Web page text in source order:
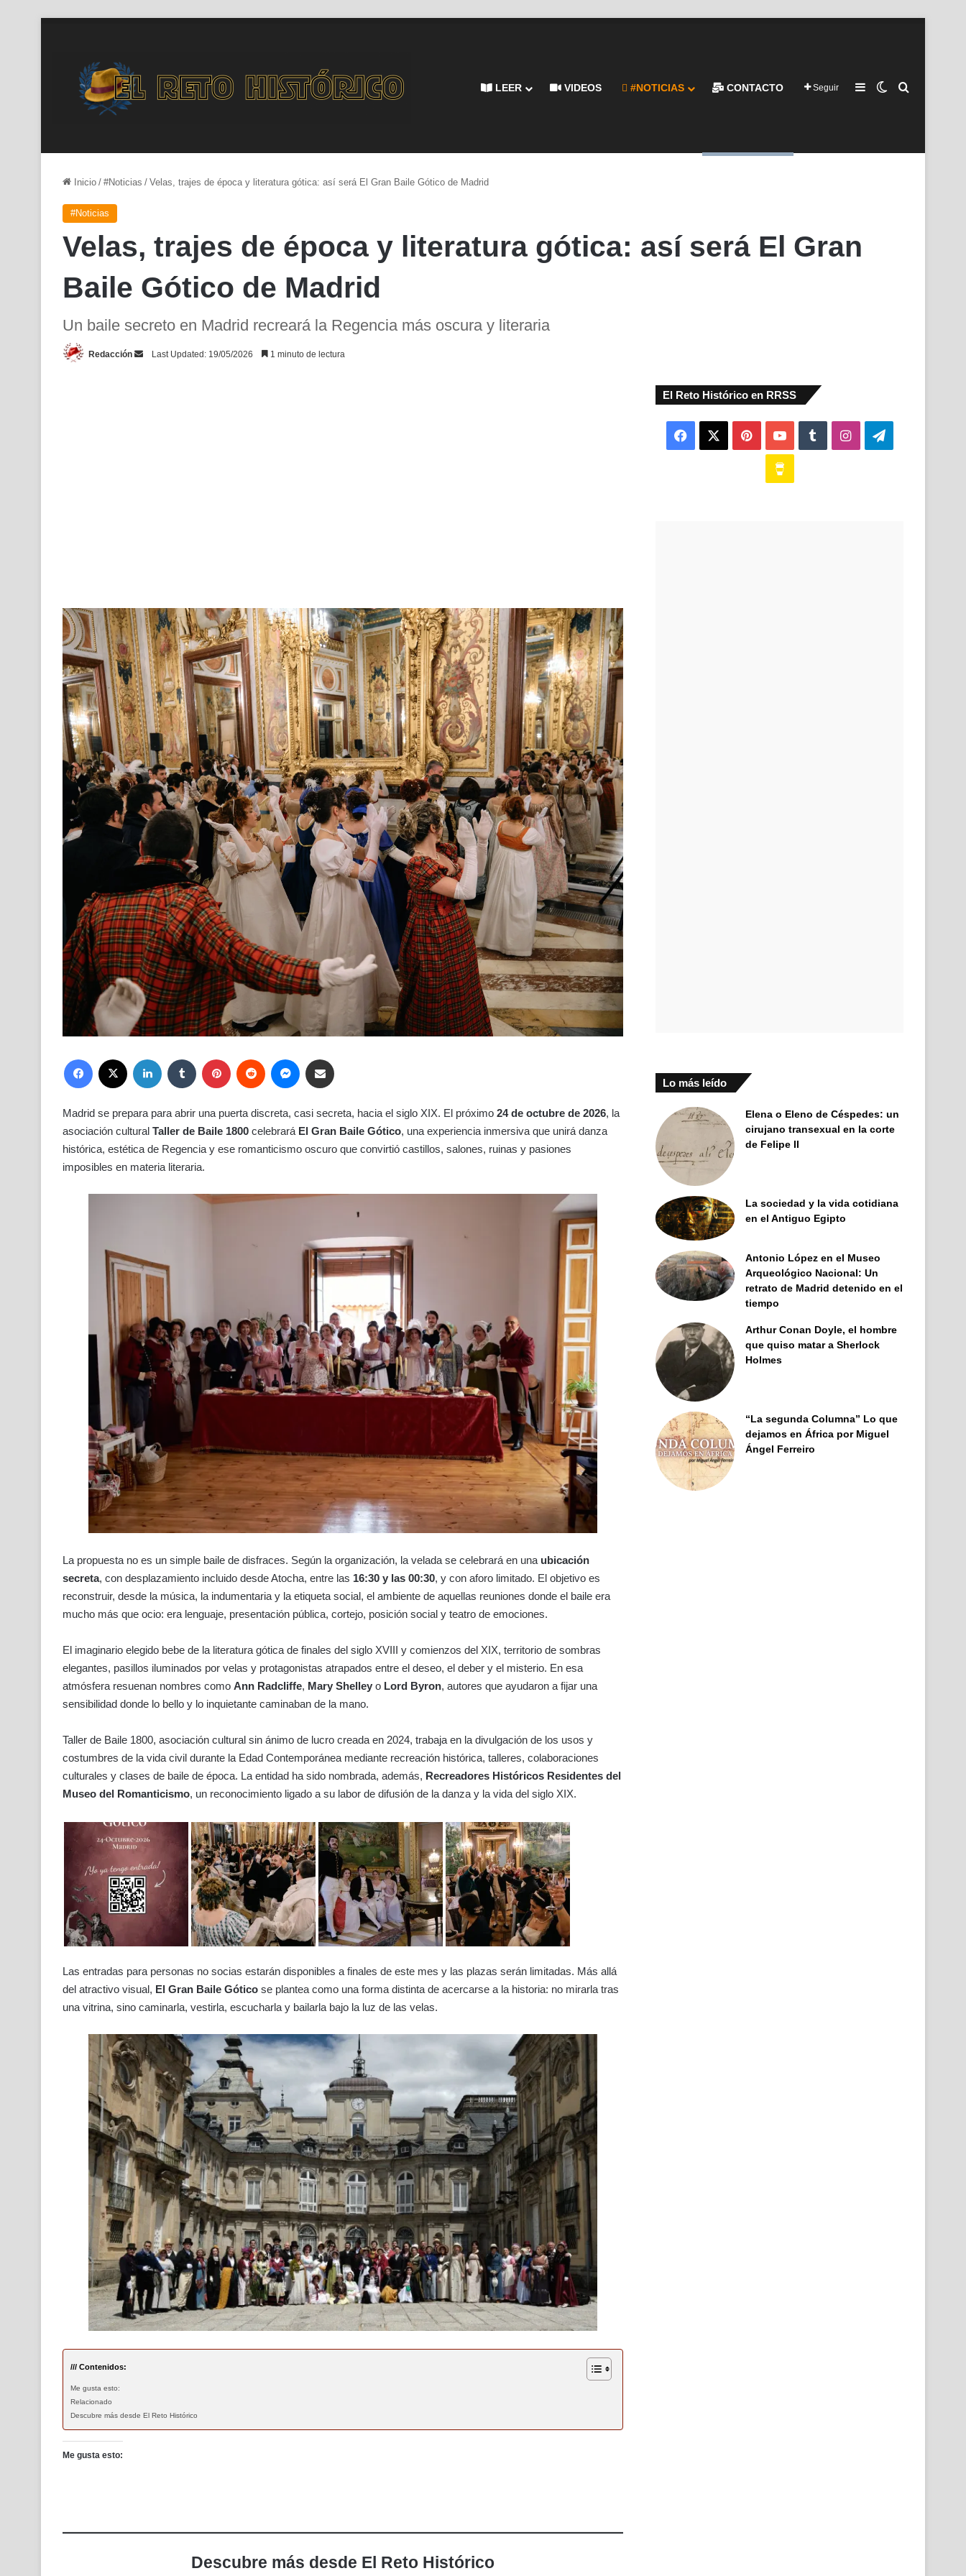
LEER VIDEOS #NOTICIAS CONTACTO Seguir Barra lateral
Switch skin
Inicio / #Noticias / Velas, trajes de época y literatura gótica: así será El Gran Baile Gótico de Madrid
#Noticias
Velas, trajes de época y literatura gótica: así será El Gran
Baile Gótico de Madrid
Un baile secreto en Madrid recreará la Regencia más oscura y literaria
Redacción
SendLast Updated: 19/05/2026 1 minuto de lectura
Facebook LinkedIn Tumblr Pinterest Reddit Messenger
Madrid se prepara para abrir una puerta discreta, casi secreta, hacia el siglo XIX. El próximo 24 de octubre de 2026, la
asociación cultural Taller de Baile 1800 celebrará El Gran Baile Gótico, una experiencia inmersiva que unirá danza
histórica, estética de Regencia y ese romanticismo oscuro que convirtió castillos, salones, ruinas y pasiones
imposibles en materia literaria.
La propuesta no es un simple baile de disfraces. Según la organización, la velada se celebrará en una ubicación
secreta, con desplazamiento incluido desde Atocha, entre las 16:30 y las 00:30, y con aforo limitado. El objetivo es
reconstruir, desde la música, la indumentaria y la etiqueta social, el ambiente de aquellas reuniones donde el baile era
mucho más que ocio: era lenguaje, presentación pública, cortejo, posición social y teatro de emociones.
El imaginario elegido bebe de la literatura gótica de finales del siglo XVIII y comienzos del XIX, territorio de sombras
elegantes, pasillos iluminados por velas y protagonistas atrapados entre el deseo, el deber y el misterio. En esa
atmósfera resuenan nombres como Ann Radcliffe, Mary Shelley o Lord Byron, autores que ayudaron a fijar una
sensibilidad donde lo bello y lo inquietante caminaban de la mano.
Taller de Baile 1800, asociación cultural sin ánimo de lucro creada en 2024, trabaja en la divulgación de los usos y
costumbres de la vida civil durante la Edad Contemporánea mediante recreación histórica, talleres, colaboraciones
culturales y clases de baile de época. La entidad ha sido nombrada, además, Recreadores Históricos Residentes del
Museo del Romanticismo, un reconocimiento ligado a su labor de difusión de la danza y la vida del siglo XIX.
Las entradas para personas no socias estarán disponibles a finales de este mes y las plazas serán limitadas. Más allá
del atractivo visual, El Gran Baile Gótico se plantea como una forma distinta de acercarse a la historia: no mirarla tras
una vitrina, sino caminarla, vestirla, escucharla y bailarla bajo la luz de las velas.
/// Contenidos:
Me gusta esto:
Relacionado
Descubre más desde El Reto Histórico
Me gusta esto:
Descubre más desde El Reto Histórico
El Reto Histórico en RRSS
Facebook PinterestYouTubeTumblrInstagramTelegram
Lo más leído
Elena o Eleno de Céspedes: un
cirujano transexual en la corte
de Felipe II
La sociedad y la vida cotidiana
en el Antiguo Egipto
Antonio López en el Museo
Arqueológico Nacional: Un
retrato de Madrid detenido en el
tiempo
Arthur Conan Doyle, el hombre
que quiso matar a Sherlock
Holmes
“La segunda Columna” Lo que
dejamos en África por Miguel
Ángel Ferreiro